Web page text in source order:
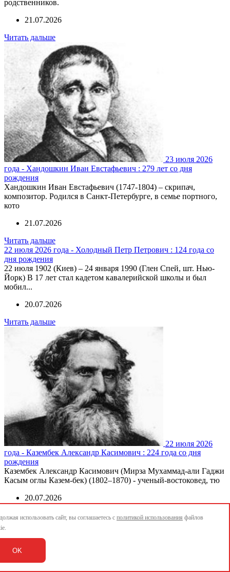
родственников.
21.07.2026
Читать дальше
23 июля 2026
года - Хандошкин Иван Евстафьевич : 279 лет со дня
рождения
Хандошкин Иван Евстафьевич (1747-1804) – скрипач,
композитор. Родился в Санкт-Петербурге, в семье портного,
кото
21.07.2026
Читать дальше
22 июля 2026 года - Холодный Петр Петрович : 124 года со
дня рождения
22 июля 1902 (Киев) – 24 января 1990 (Глен Спей, шт. Нью-
Йорк) В 17 лет стал кадетом кавалерийской школы и был
мобил...
20.07.2026
Читать дальше
22 июля 2026
года - Казембек Александр Касимович : 224 года со дня
рождения
Казембек Александр Касимович (Мирза Мухаммад-али Гаджи
Касым оглы Казем-бек) (1802–1870) - ученый-востоковед, тю
20.07.2026
Читать дальше
21 июля 1896 (Петербург) – 7 октября 1983 (Шелль, под
Парижем) Окончил Николаевский кадетский корпус и
ускоренн...
использовать сайт, вы соглашаетесь с политикой использования файлов
OK